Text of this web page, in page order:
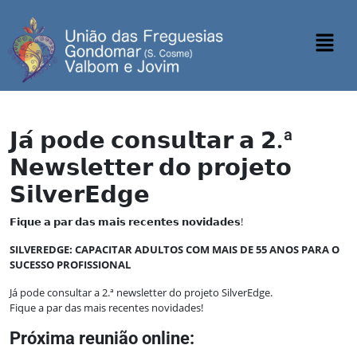
𝗝𝗮́ 𝗽𝗼𝗱𝗲 𝗰𝗼𝗻𝘀𝘂𝗹𝘁𝗮𝗿 𝗮 𝟮.ª
𝗡𝗲𝘄𝘀𝗹𝗲𝘁𝘁𝗲𝗿 𝗱𝗼 𝗽𝗿𝗼𝗷𝗲𝘁𝗼
𝗦𝗶𝗹𝘃𝗲𝗿𝗘𝗱𝗴𝗲
𝗙𝗶𝗾𝘂𝗲 𝗮 𝗽𝗮𝗿 𝗱𝗮𝘀 𝗺𝗮𝗶𝘀 𝗿𝗲𝗰𝗲𝗻𝘁𝗲𝘀 𝗻𝗼𝘃𝗶𝗱𝗮𝗱𝗲𝘀!
SILVEREDGE: CAPACITAR ADULTOS COM MAIS DE 55 ANOS PARA O
SUCESSO PROFISSIONAL
Já pode consultar a 2.ª newsletter do projeto SilverEdge.
Fique a par das mais recentes novidades!
Próxima reunião online: